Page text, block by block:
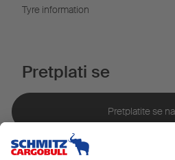
Tyre information
Pretplati se